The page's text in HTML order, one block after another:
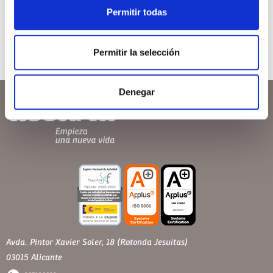
Permitir todas
Permitir la selección
Denegar
Avda. Pintor Xavier Soler, 18 (Rotonda Jesuitas)
03015 Alicante